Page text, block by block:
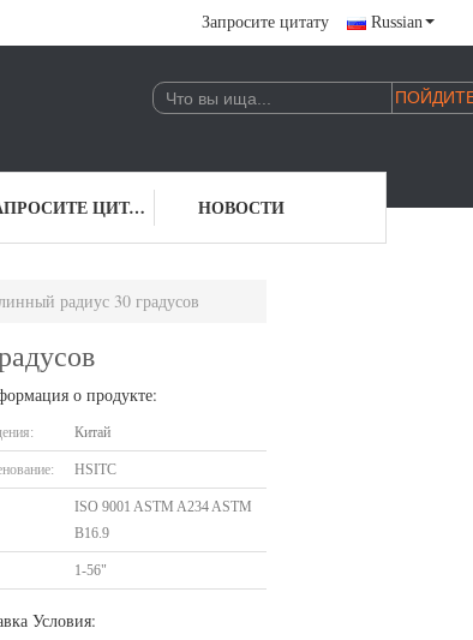
Запросите цитату Russian
ЗАПРОСИТЕ ЦИТАТУ НОВОСТИ
радиус 30 градусов
о продукте:
Китай
HSITC
ISO 9001 ASTM A234 ASTM
B16.9
1-56"
Условия: